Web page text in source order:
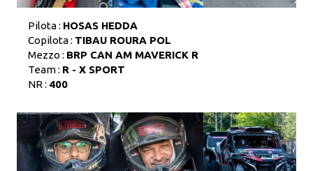
Pilota : HOSAS HEDDA
Copilota : TIBAU ROURA POL
Mezzo : BRP CAN AM MAVERICK R
Team : R - X SPORT
NR : 400